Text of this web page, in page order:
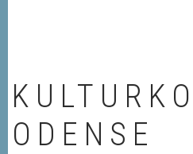
ODENSE